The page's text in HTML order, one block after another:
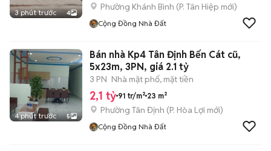
3 phút trước 4
Phường Khánh Bình (P. Tân Hiệp mới)
Cộng Đồng Nhà Đất
4 phút trước 5
Bán nhà Kp4 Tân Định Bến Cát cũ,
5x23m, 3PN, giá 2.1 tỷ
3 PN Nhà mặt phố, mặt tiền
2,1 tỷ 91 tr/m² 23 m²
Phường Tân Định (P. Hòa Lợi mới)
Cộng Đồng Nhà Đất